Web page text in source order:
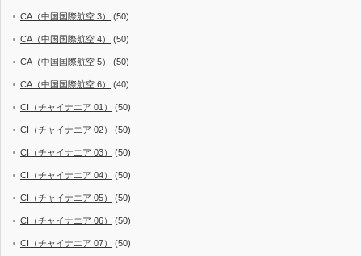
CA（中国国際航空 3） (50)
CA（中国国際航空 4） (50)
CA（中国国際航空 5） (50)
CA（中国国際航空 6） (40)
CI（チャイナエア 01） (50)
CI（チャイナエア 02） (50)
CI（チャイナエア 03） (50)
CI（チャイナエア 04） (50)
CI（チャイナエア 05） (50)
CI（チャイナエア 06） (50)
CI（チャイナエア 07） (50)